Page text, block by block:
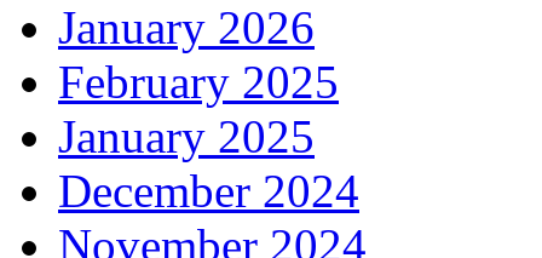
January 2026
February 2025
January 2025
December 2024
November 2024